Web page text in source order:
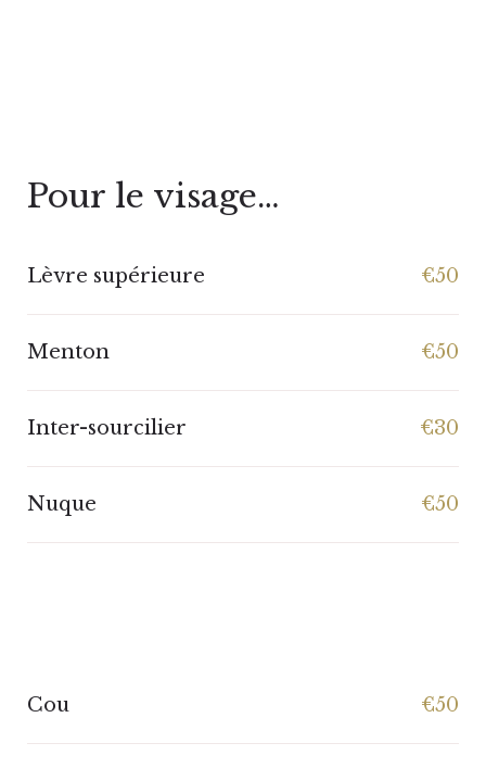
Pour le visage…
Lèvre supérieure €50
Menton €50
Inter-sourcilier €30
Nuque €50
Cou €50